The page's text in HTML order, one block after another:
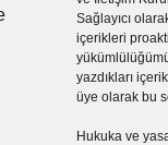
Sağlayıcı
içerikleri
yazdıkları
üye olarak bu
Hukuka ve